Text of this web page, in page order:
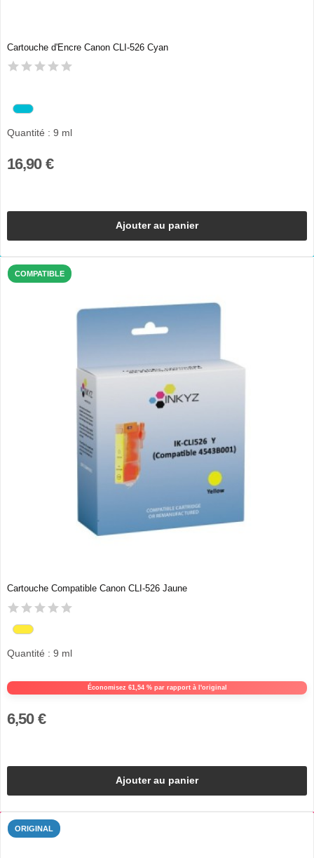
Cartouche d'Encre Canon CLI-526 Cyan
Quantité : 9 ml
16,90 €
Ajouter au panier
COMPATIBLE
Cartouche Compatible Canon CLI-526 Jaune
Économisez 61,54 % par rapport à l'original
Quantité : 9 ml
6,50 €
Ajouter au panier
ORIGINAL